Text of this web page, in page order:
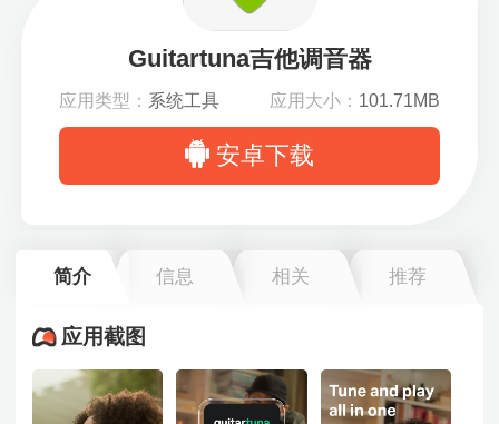
Guitartuna吉他调音器
应用类型： 系统工具 应用大小： 101.71MB
安卓下载
简介 信息 相关 推荐
应用截图